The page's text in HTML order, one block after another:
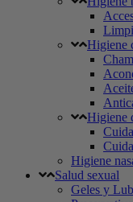
Higiene
Higiene
Higiene
Salud sexual
Geles y